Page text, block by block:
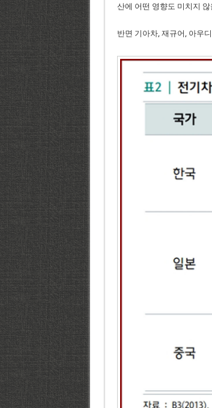
산에 어떤 영향도 미치지
반면 기아차, 재규어, 아우